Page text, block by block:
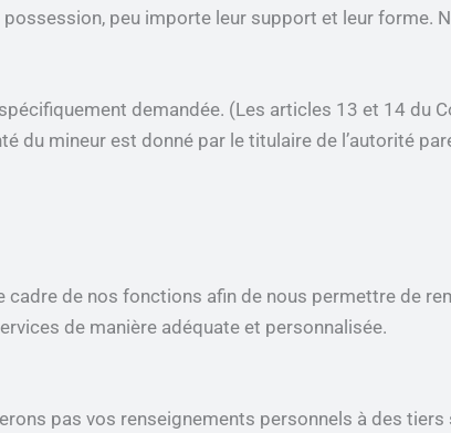
peu importe leur support et leur forme.
demandée. (Les articles 13 et 14 du
du mineur est donné par le titulaire de l’autorité
de nos fonctions afin de nous permettre de
de manière adéquate et personnalisée.
pas vos renseignements personnels à des tiers